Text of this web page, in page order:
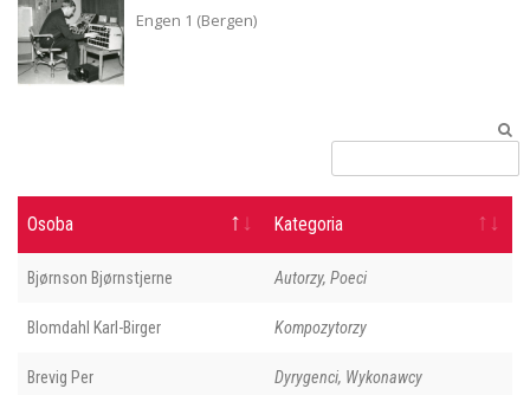
Engen 1 (Bergen)
Osoba Kategoria
Bjørnson Bjørnstjerne Autorzy, Poeci
Blomdahl Karl-Birger Kompozytorzy
Brevig Per Dyrygenci, Wykonawcy